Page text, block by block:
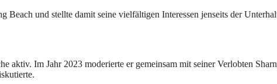
und stellte damit seine vielfältigen Interessen jenseits der
aktiv. Im Jahr 2023 moderierte er gemeinsam mit seiner Verlobten